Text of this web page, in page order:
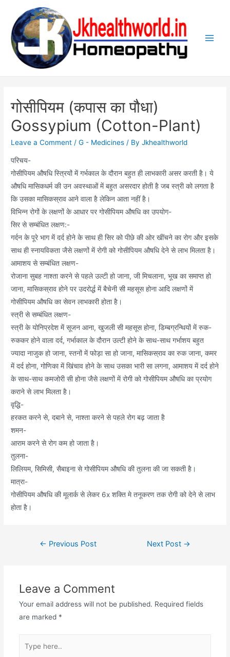
content
गोसीपियम (कपास का पौधा)
Gossypium (Cotton-Plant)
Leave a Comment /G - Medicines / ByJkhealthworld
परिचय-
गोसीपियम औषधि स्त्रियों में गर्भकाल के दौरान बहुत ही लाभकारी असर करती है। ये
औषधि मासिकधर्म की उन अवस्थाओं में बहुत असरदार होती है जब स्त्री को लगता है
कि उसका मासिकस्राव आने वाला है लेकिन आता नहीं है।
विभिन्न रोगों के लक्षणों के आधार पर गोसीपियम औषधि का उपयोग-
सिर से सम्बंधित लक्षण:-
गर्दन के पूरे भाग में दर्द होने के साथ ही सिर को पीछे की ओर खींचने का रोग और इसके
साथ ही स्नायविकता जैसे लक्षणों में रोगी को गोसीपियम औषधि देने से लाभ मिलता है।
आमाशय से सम्बंधित लक्षण-
रोजाना सुबह नाश्ता करने से पहले उल्टी हो जाना, जी मिचलाना, भूख का समाप्त हो
जाना, मासिकस्राव होने पर उदरोर्द्ध में बैचेनी सी महसूस होना आदि लक्षणों में
गोसीपियम औषधि का सेवन लाभकारी होता है।
स्त्री से सम्बंधित लक्षण-
स्त्री के योनिप्रदेश में सूजन आना, खुजली सी महसूस होना, डिम्बग्रन्थियों में रुक-
रुककर होने वाला दर्द, गर्भाकाल के दौरान उल्टी होने के साथ-साथ गर्भाशय बहुत
ज्यादा नाजुक हो जाना, स्तनों में फोड़ा सा हो जाना, मासिकस्राव का रुक जाना, कमर
में दर्द होना, गोणिका में खिंचाव होने के साथ उसका भारी सा लगना, आमाशय में दर्द होने
के साथ-साथ कमजोरी सी होना जैसे लक्षणों में रोगी को गोसीपियम औषधि का प्रयोग
कराने से लाभ मिलता है।
वृद्धि-
हरकत करने से, दबाने से, नाश्ता करने से पहले रोग बढ़ जाता है
शमन-
आराम करने से रोग कम हो जाता है।
तुलना-
लिलियम, सिमिसी, सैबाइना से गोसीपियम औषधि की तुलना की जा सकती है।
मात्रा-
गोसीपियम औषधि की मूलार्क से लेकर 6x शक्ति मे तनूकरण तक रोगी को देने से लाभ
होता है।
Post← Previous Post Next Post →
Leave a Comment
Your email address will not be published. Required fields
are marked *
here..